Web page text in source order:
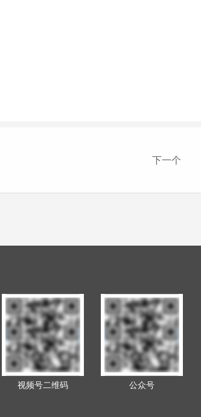
下一个
视频号二维码
公众号